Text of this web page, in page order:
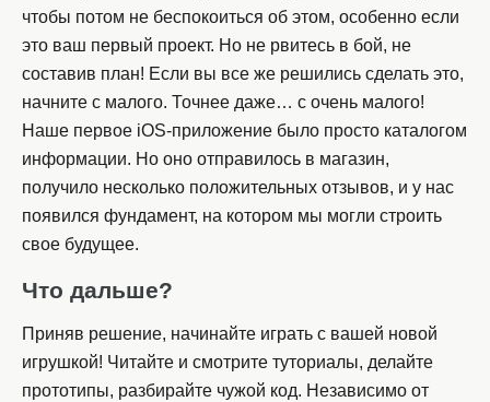
чтобы потом не беспокоиться об этом, особенно если
это ваш первый проект. Но не рвитесь в бой, не
составив план! Если вы все же решились сделать это,
начните с малого. Точнее даже… с очень малого!
Наше первое iOS-приложение было просто каталогом
информации. Но оно отправилось в магазин,
получило несколько положительных отзывов, и у нас
появился фундамент, на котором мы могли строить
свое будущее.
Что дальше?
Приняв решение, начинайте играть с вашей новой
игрушкой! Читайте и смотрите туториалы, делайте
прототипы, разбирайте чужой код. Независимо от